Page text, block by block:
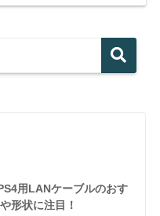
用LANケーブルのおす
形状に注目！